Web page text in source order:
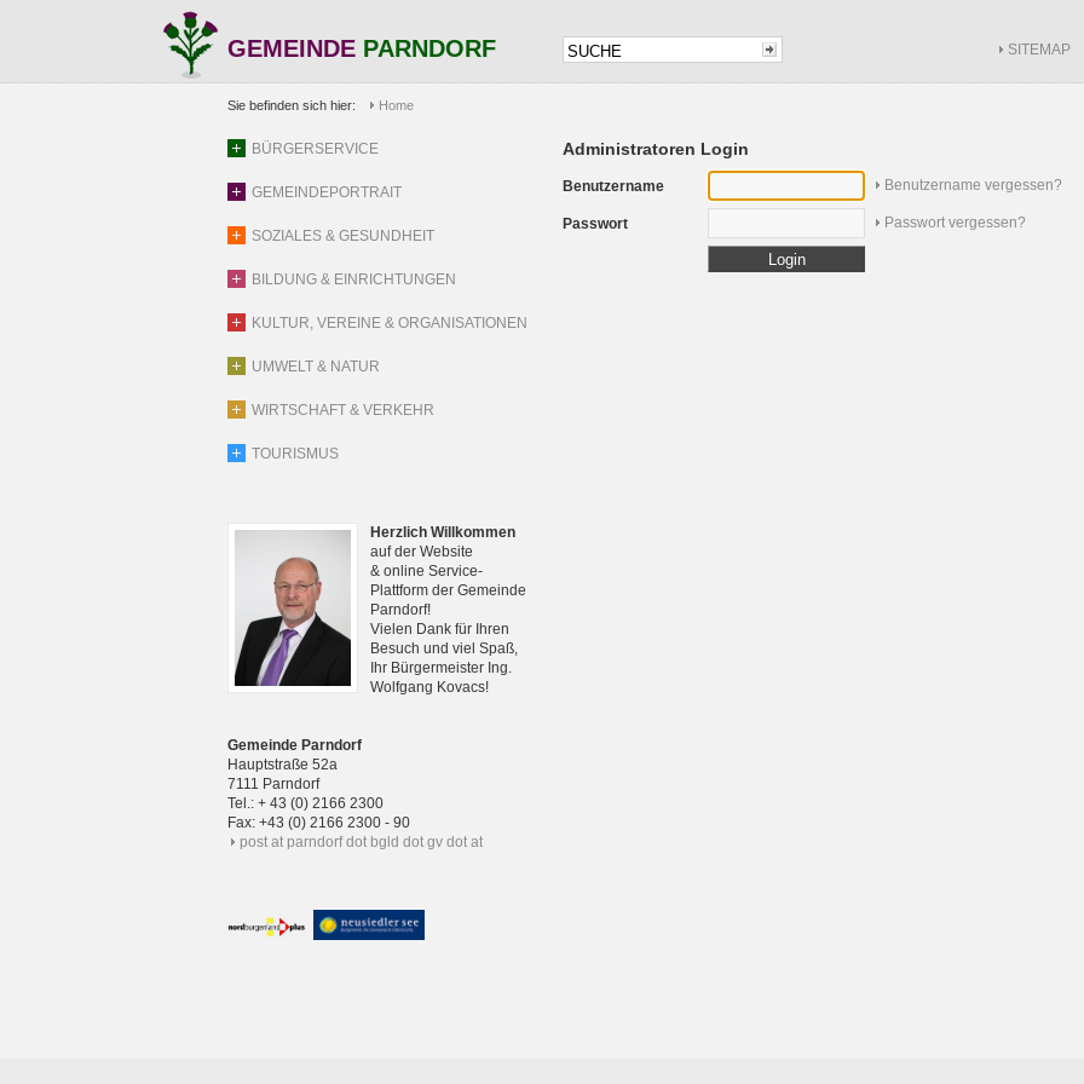
GEMEINDE PARNDORF SITEMAP
Sie befinden sich hier: Home
BÜRGERSERVICE
GEMEINDEPORTRAIT
SOZIALES & GESUNDHEIT
BILDUNG & EINRICHTUNGEN
KULTUR, VEREINE & ORGANISATIONEN
UMWELT & NATUR
WIRTSCHAFT & VERKEHR
TOURISMUS
Herzlich Willkommen
auf der Website
& online Service-
Plattform der Gemeinde
Parndorf!
Vielen Dank für Ihren
Besuch und viel Spaß,
Ihr Bürgermeister Ing.
Wolfgang Kovacs!
Gemeinde Parndorf
Hauptstraße 52a
7111 Parndorf
Tel.: + 43 (0) 2166 2300
Fax: +43 (0) 2166 2300 - 90
post at parndorf dot bgld dot gv dot at
Administratoren Login
Benutzername Benutzername vergessen?
Passwort Passwort vergessen?